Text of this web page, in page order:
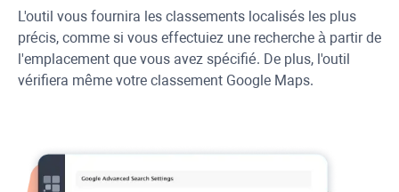
L'outil vous fournira les classements localisés les plus
précis, comme si vous effectuiez une recherche à partir de
l'emplacement que vous avez spécifié. De plus, l'outil
vérifiera même votre classement Google Maps.